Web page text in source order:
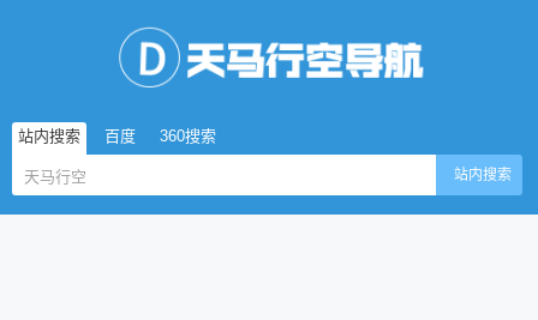
站内搜索 百度 360搜索
站内搜索